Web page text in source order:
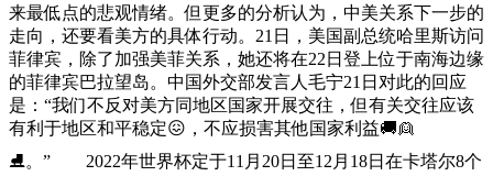
来最低点的悲观情绪。但更多的分析认为，中美关系下一步的
走向，还要看美方的具体行动。21日，美国副总统哈里斯访问
菲律宾，除了加强美菲关系，她还将在22日登上位于南海边缘
的菲律宾巴拉望岛。中国外交部发言人毛宁21日对此的回应
是：“我们不反对美方同地区国家开展交往，但有关交往应该
有利于地区和平稳定😖，不应损害其他国家利益🚚👱
⛸。” 2022年世界杯定于11月20日至12月18日在卡塔尔8个